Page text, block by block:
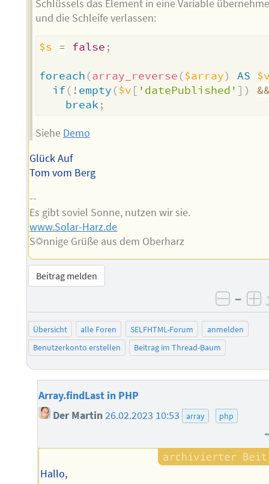
Schlüssels das Element in eine Variable
und die Schleife verlassen:
$s = false ;
foreach (array_reverse ($array) AS
if( ! empty ($v [ 'datePublished' ] )
break ;
Siehe Demo
Glück Auf
Tom vom Berg
--
Es gibt soviel Sonne, nutzen wir sie.
www.Solar-Harz.de
S☼nnige Grüße aus dem Oberharz
Beitrag melden
–
Übersicht alle Foren SELFHTML-Forum
anmelden
Benutzerkonto erstellen
Beitrag im Thread-Baum
Array.findLast in PHP
Der Martin26.02.2023 10:53 array php
Hallo,